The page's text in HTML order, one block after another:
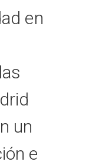
en
un
e